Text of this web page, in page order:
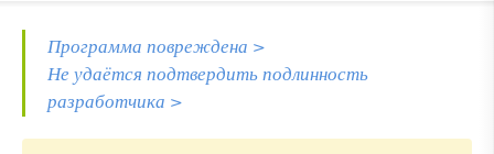
Программа повреждена >
Не удаётся подтвердить подлинность
разработчика >